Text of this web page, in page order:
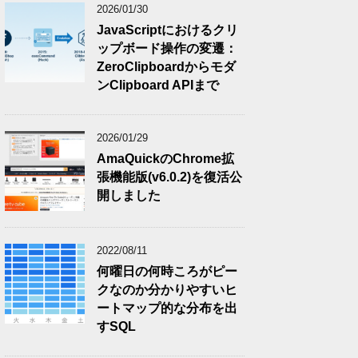
2026/01/30
JavaScriptにおけるクリ
ップボード操作の変遷：
ZeroClipboardからモダ
ンClipboard APIまで
2026/01/29
AmaQuickのChrome拡
張機能版(v6.0.2)を復活公
開しました
2022/08/11
何曜日の何時ころがピー
クなのか分かりやすいヒ
ートマップ的な分布を出
すSQL